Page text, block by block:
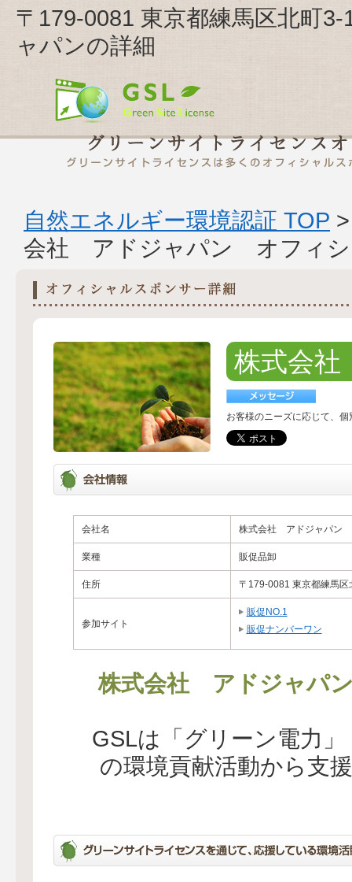
〒179-0081 東京都練馬区北町
ャパンの詳細
自然エネルギー環境認証 TOP
会社 アドジャパン オフィシ
株式会
お客様のニーズに応じて、
会社名 株式会社 アドジャパン
業種 販促品卸
住所 〒179-0081 東京都練馬
参加サイト
販促NO.1
販促ナンバーワン
株式会社 アドジャパ
GSLは「グリーン電力
の環境貢献活動から支